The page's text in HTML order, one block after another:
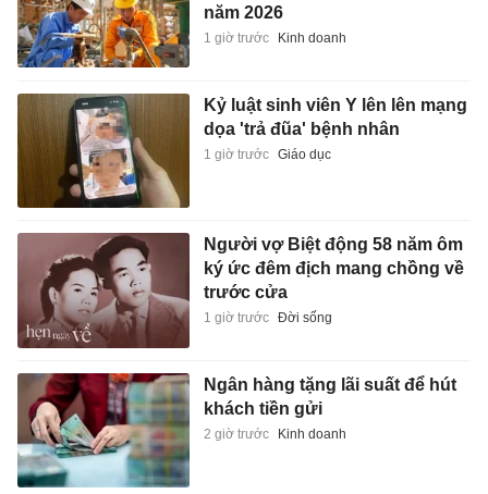
năm 2026
1 giờ trước Kinh doanh
Kỷ luật sinh viên Y lên lên mạng
dọa 'trả đũa' bệnh nhân
1 giờ trước Giáo dục
Người vợ Biệt động 58 năm ôm
ký ức đêm địch mang chồng về
trước cửa
1 giờ trước Đời sống
Ngân hàng tặng lãi suất để hút
khách tiền gửi
2 giờ trước Kinh doanh